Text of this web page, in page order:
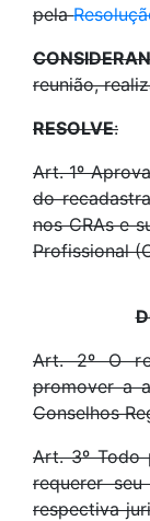
pela
reunião,
RESOLVE:
Art. 1º
do
nos CRAs e
Profissional
Art. 2º O
promover a
Conselhos
Art. 3º Todo
requerer
respectiva